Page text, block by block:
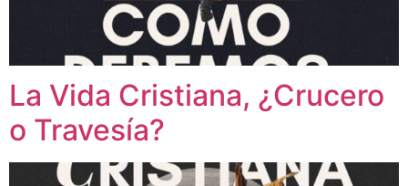
La Vida Cristiana, ¿Crucero
o Travesía?